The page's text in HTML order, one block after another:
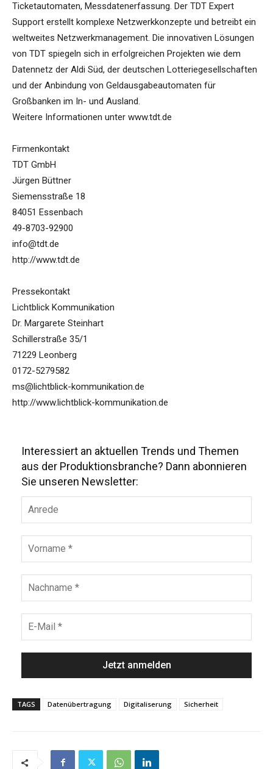
Ticketautomaten, Messdatenerfassung. Der TDT Expert
Support erstellt komplexe Netzwerkkonzepte und betreibt ein
weltweites Netzwerkmanagement. Die innovativen Lösungen
von TDT spiegeln sich in erfolgreichen Projekten wie dem
Datennetz der Aldi Süd, der deutschen Lotteriegesellschaften
und der Anbindung von Geldausgabeautomaten für
Großbanken im In- und Ausland.
Weitere Informationen unter www.tdt.de
Firmenkontakt
TDT GmbH
Jürgen Büttner
Siemensstraße 18
84051 Essenbach
49-8703-92900
info@tdt.de
http://www.tdt.de
Pressekontakt
Lichtblick Kommunikation
Dr. Margarete Steinhart
Schillerstraße 35/1
71229 Leonberg
0172-5279582
ms@lichtblick-kommunikation.de
http://www.lichtblick-kommunikation.de
Interessiert an aktuellen Trends und Themen
aus der Produktionsbranche? Dann abonnieren
Sie unseren Newsletter:
TAGS Datenübertragung Digitaliserung Sicherheit